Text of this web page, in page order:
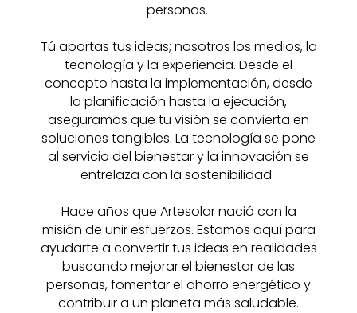
personas.
Tú aportas tus ideas; nosotros los medios, la
tecnología y la experiencia. Desde el
concepto hasta la implementación, desde
la planificación hasta la ejecución,
aseguramos que tu visión se convierta en
soluciones tangibles. La tecnología se pone
al servicio del bienestar y la innovación se
entrelaza con la sostenibilidad.
Hace años que Artesolar nació con la
misión de unir esfuerzos. Estamos aquí para
ayudarte a convertir tus ideas en realidades
buscando mejorar el bienestar de las
personas, fomentar el ahorro energético y
contribuir a un planeta más saludable.